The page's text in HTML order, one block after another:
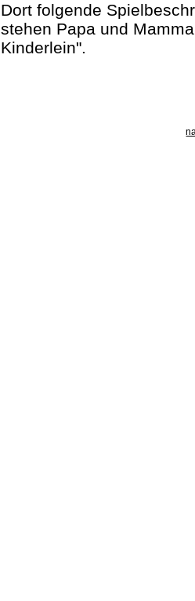
Dort folgende
stehen Papa und
Kinderlein".